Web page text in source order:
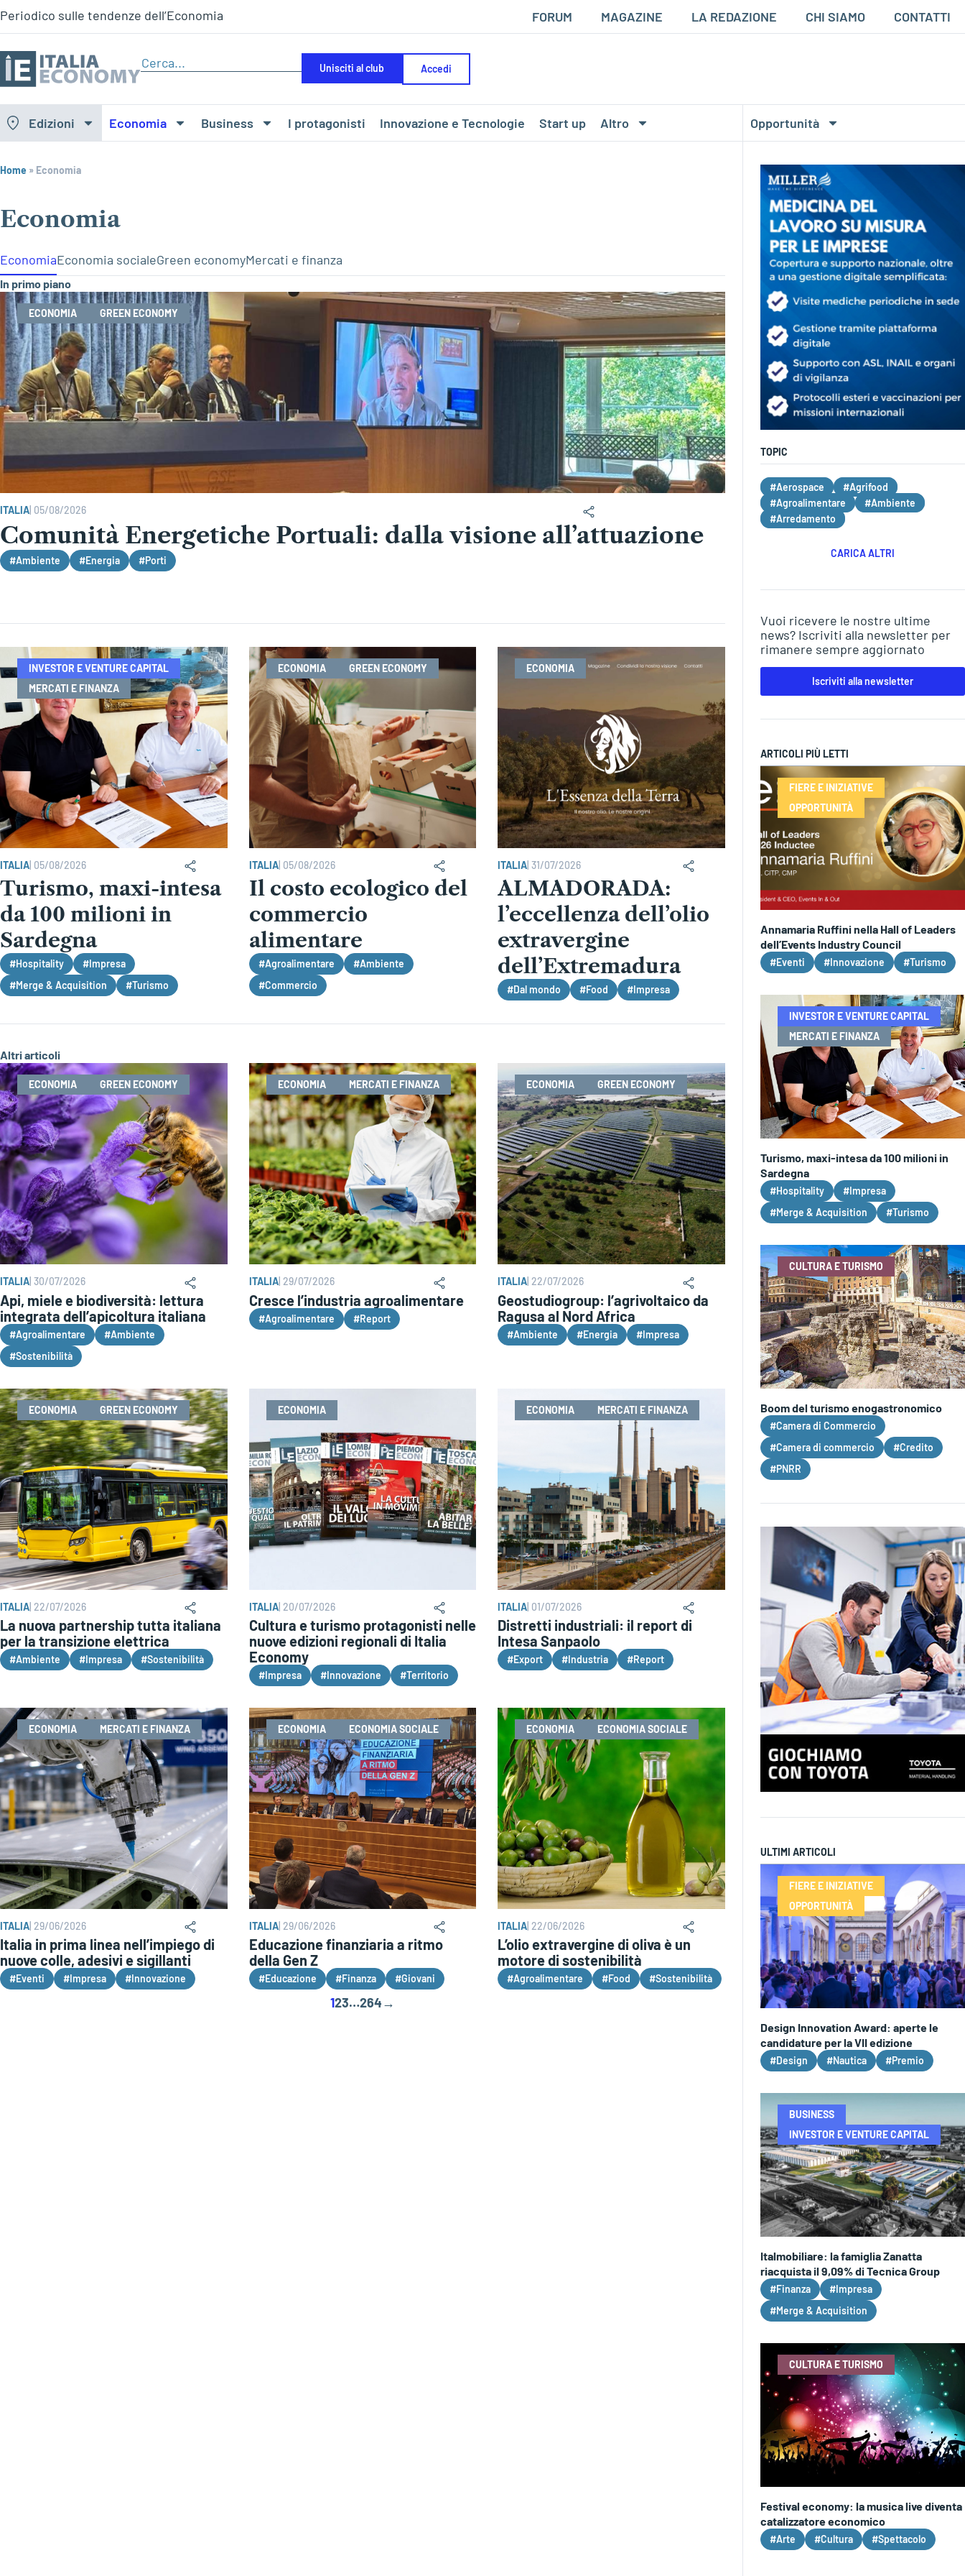
Periodico sulle tendenze dell’Economia FORUM MAGAZINE LA REDAZIONE CHI SIAMO CONTATTI
Unisciti al club Accedi
Edizioni Economia Business I protagonisti Innovazione e Tecnologie Start up Altro Opportunità
Home » Economia
Economia
EconomiaEconomia socialeGreen economyMercati e finanza
In primo piano
ECONOMIA GREEN ECONOMY
ITALIA 05/08/2026
Comunità Energetiche Portuali: dalla visione all’attuazione
#Ambiente #Energia #Porti
INVESTOR E VENTURE CAPITAL
MERCATI E FINANZA
ITALIA 05/08/2026
Turismo, maxi-intesa
da 100 milioni in
Sardegna
#Hospitality
#Impresa
#Merge & Acquisition
#Turismo
ECONOMIA GREEN ECONOMY
ITALIA| 05/08/2026
Il costo ecologico del
commercio
alimentare
#Agroalimentare
#Ambiente
#Commercio
ECONOMIA
ITALIA 31/07/2026
ALMADORADA:
l’eccellenza dell’olio
extravergine
dell’Extremadura
#Dal mondo #Food #Impresa
Altri articoli
ECONOMIA GREEN ECONOMY
ITALIA 30/07/2026
Api, miele e biodiversità: lettura
integrata dell’apicoltura italiana
#Agroalimentare
#Ambiente
#Sostenibilità
ECONOMIA MERCATI E FINANZA
ITALIA| 29/07/2026
Cresce l’industria agroalimentare
#Agroalimentare #Report
ECONOMIA GREEN ECONOMY
ITALIA 22/07/2026
Geostudiogroup: l’agrivoltaico da
Ragusa al Nord Africa
#Ambiente #Energia #Impresa
ECONOMIA GREEN ECONOMY
ITALIA 22/07/2026
La nuova partnership tutta italiana
per la transizione elettrica
#Ambiente #Impresa #Sostenibilità
ECONOMIA
ITALIA| 20/07/2026
Cultura e turismo protagonisti nelle
nuove edizioni regionali di Italia
Economy
#Impresa #Innovazione #Territorio
ECONOMIA MERCATI E FINANZA
ITALIA 01/07/2026
Distretti industriali: il report di
Intesa Sanpaolo
#Export #Industria #Report
ECONOMIA MERCATI E FINANZA
ITALIA 29/06/2026
Italia in prima linea nell’impiego di
nuove colle, adesivi e sigillanti
#Eventi #Impresa #Innovazione
ECONOMIA ECONOMIA SOCIALE
ITALIA| 29/06/2026
Educazione finanziaria a ritmo
della Gen Z
#Educazione #Finanza #Giovani
ECONOMIA ECONOMIA SOCIALE
ITALIA 22/06/2026
L’olio extravergine di oliva è un
motore di sostenibilità
#Agroalimentare #Food #Sostenibilità
123…264→
TOPIC
#Aerospace
#Agrifood
#Agroalimentare
#Ambiente
#Arredamento
CARICA ALTRI
Vuoi ricevere le nostre ultime
news? Iscriviti alla newsletter per
rimanere sempre aggiornato
Iscriviti alla newsletter
ARTICOLI PIÙ LETTI
FIERE E INIZIATIVE
OPPORTUNITÀ
Annamaria Ruffini nella Hall of Leaders
dell’Events Industry Council
#Eventi #Innovazione #Turismo
INVESTOR E VENTURE CAPITAL
MERCATI E FINANZA
Turismo, maxi-intesa da 100 milioni in
Sardegna
#Hospitality
#Impresa
#Merge & Acquisition
#Turismo
CULTURA E TURISMO
Boom del turismo enogastronomico
#Camera di Commercio
#Camera di commercio
#Credito
#PNRR
ULTIMI ARTICOLI
FIERE E INIZIATIVE
OPPORTUNITÀ
Design Innovation Award: aperte le
candidature per la VII edizione
#Design #Nautica #Premio
BUSINESS
INVESTOR E VENTURE CAPITAL
Italmobiliare: la famiglia Zanatta
riacquista il 9,09% di Tecnica Group
#Finanza
#Impresa
#Merge & Acquisition
CULTURA E TURISMO
Festival economy: la musica live diventa
catalizzatore economico
#Arte #Cultura #Spettacolo